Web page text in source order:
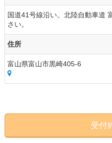
国道41号線沿い。北陸自動車道
さい。
住所
富山県富山市黒崎405-6
受付